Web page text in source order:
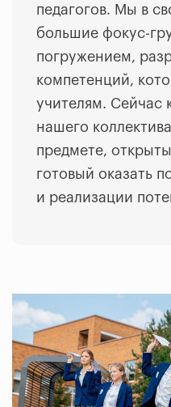
педагогов. Мы в
большие фокус-
погружением,
компетенций,
учителям. Сейчас
нашего
предмете,
готовый оказать
и реализации